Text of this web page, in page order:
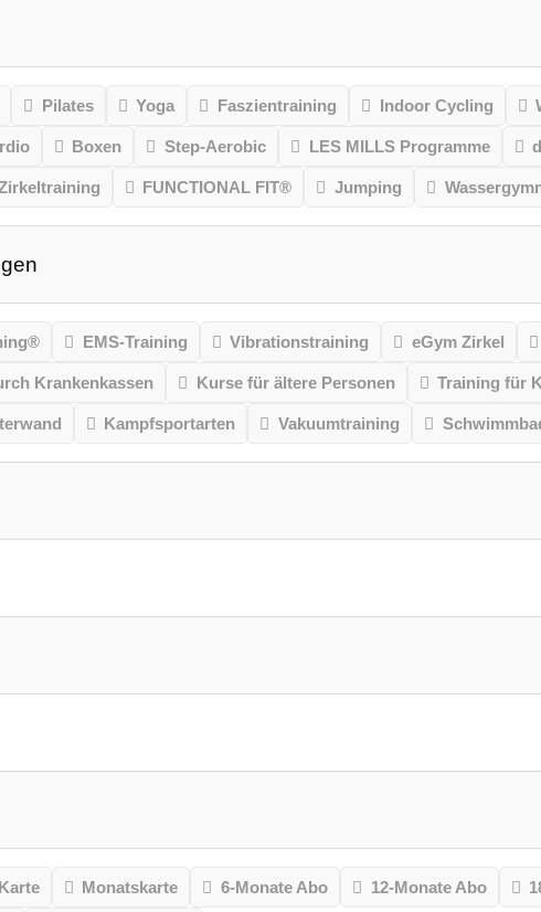
Pilates Yoga Faszientraining Indoor Cycling
Boxen Step-Aerobic LES MILLS Programme
FUNCTIONAL FIT® Jumping
EMS-Training Vibrationstraining eGym Zirkel
Krankenkassen Kurse für ältere Personen Training für
Kampfsportarten Vakuumtraining
Monatskarte 6-Monate Abo 12-Monate Abo